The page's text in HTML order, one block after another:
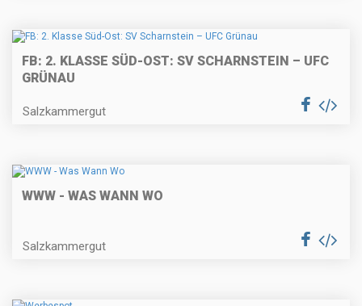
FB: 2. KLASSE SÜD-OST: SV SCHARNSTEIN – UFC
GRÜNAU
Salzkammergut
WWW - WAS WANN WO
Salzkammergut